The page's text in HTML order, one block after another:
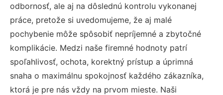
odbornosť, ale aj na dôslednú kontrolu vykonanej
práce, pretože si uvedomujeme, že aj malé
pochybenie môže spôsobiť nepríjemné a zbytočné
komplikácie. Medzi naše firemné hodnoty patrí
spoľahlivosť, ochota, korektný prístup a úprimná
snaha o maximálnu spokojnosť každého zákazníka,
ktorá je pre nás vždy na prvom mieste. Naši